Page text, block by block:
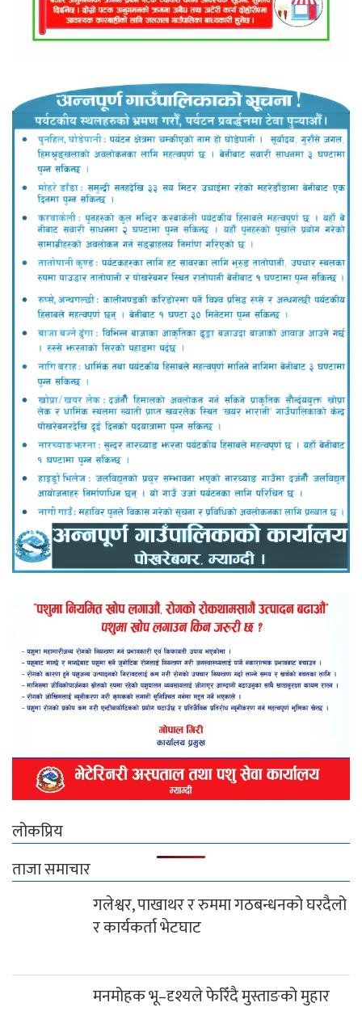
लोकप्रिय
ताजा समाचार
र कार्यकर्ता भेटघाट
मनमोहक भू–दृश्यले फेरिँदै मुस्ताङको मुहार
लुलाङमा गठबन्धनका उम्मेदवार मत माग्न
घरदैलोमा
दग्नाममा वडा स्तरीय भदौरे गाउँसभा सम्पन्न
रत्न स्मृति छात्रवृत्ति बितरण